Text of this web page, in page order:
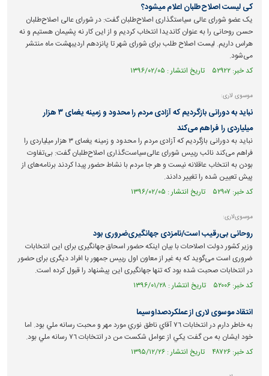
کی لیست اصلاح‌طلبان اعلام میشود؟
یک عضو شورای عالی سیاستگذاری اصلاح‌طلبان گفت:‌ در شورای عالی اصلاح‌طلبان
حسن روحانی را به عنوان کاندیدا انتخاب کردیم و از این کار نه پشیمان هستیم و نه
هراس داریم. لیست اصلاح طلب برای شورای شهر تا پانزدهم اردیبهشت ماه منتشر
می‌شود.
کد خبر: ۵۲۹۲۲ تاریخ انتشار : ۱۳۹۶/۰۲/۰۵
موسوی لاری:
نباید به دورانی بازگردیم که آزادی مردم را محدود و زمینه یغمای ۳ هزار
میلیاردی را فراهم‌ می‌کند
نباید به دورانی بازگردیم که آزادی مردم را محدود و زمینه یغمای ۳ هزار میلیاردی را
فراهم‌ می‌کند نائب رییس شورای عالی‌سیاست‌گذاری اصلاح‌طلبان گفت: بی‌تفاوت
بودن به انتخاب عاقلانه نیست و هر جا مردم با نشاط حضور پیدا کردند برنامه‌های از
پیش تعیین شده را تغییر دادند.
کد خبر: ۵۲۹۰۷ تاریخ انتشار : ۱۳۹۶/۰۲/۰۵
موسوی‌لاری:
روحانی بی‌رقیب است/نامزدی جهانگیری‌ضروری بود
وزیر کشور دولت اصلاحات با بیان اینکه حضور اسحاق جهانگیری برای این انتخابات
ضروری است می‌گوید که به غیر از معاون اول رییس جمهور با افراد دیگری برای حضور
در انتخابات صحبت شده بود که تنها جهانگیری این پیشنهاد را قبول کرده است.
کد خبر: ۵۲۰۰۶ تاریخ انتشار : ۱۳۹۶/۰۱/۲۸
انتقاد موسوی لاری از عملکردصداوسیما
به خاطر دارم در انتخابات ٧٦ آقاي ناطق نوري مورد مهر و محبت رسانه ملي بود. اما
خود ايشان به من گفت يكي از عوامل شكست من در انتخابات ٧٦ رسانه ملي بود.
کد خبر: ۴۸۷۲۶ تاریخ انتشار : ۱۳۹۵/۱۲/۲۶